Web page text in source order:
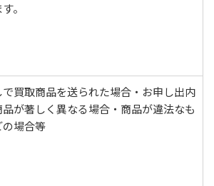
。
買取商品を送られた場合・お申し出内
が著しく異なる場合・商品が違法なも
場合等